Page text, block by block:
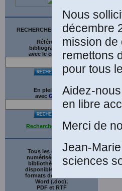
RECHERCHE SUR LE SITE
Références
bibliographiques
avec le catalogue
En plein texte
avec G gl
Recherche avancée
Tous les ouvrages
numérisés de cette
bibliothèque sont
disponibles en trois
formats de fichiers :
Word (.doc),
PDF et RTF
Nous
décembre
mission de
remettons
pour tous
Aidez-
en libre
Merci de
Jean-
sciences